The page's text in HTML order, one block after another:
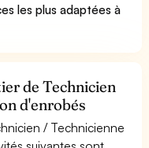
les plus adaptées à
de Technicien
d'enrobés
/ Technicienne